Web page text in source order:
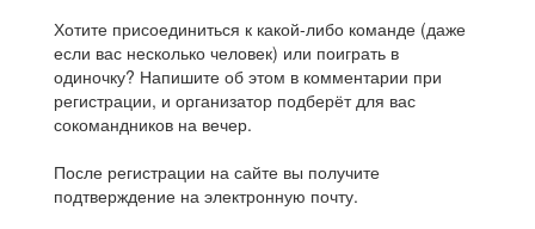
Хотите присоединиться к какой-либо команде (даже
если вас несколько человек) или поиграть в
одиночку? Напишите об этом в комментарии при
регистрации, и организатор подберёт для вас
сокомандников на вечер.
После регистрации на сайте вы получите
подтверждение на электронную почту.